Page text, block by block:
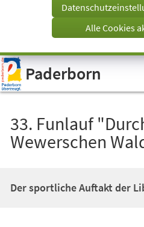
Visuelle
Assistenzsoftware
öffnen.
Tab)
Alle Cookies
Paderborn
33. Funlauf
Wewerschen
Der sportliche Auftakt der